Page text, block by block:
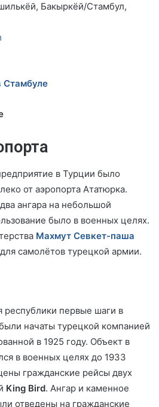
Бакыркёй/Стамбул,
Стамбуле
в Турции было
от аэропорта Ататюрка.
ангара на небольшой
было в военных целях.
Махмут Севкет-паша
самолётов турецкой армии.
республики первые шаги в
начаты турецкой компанией
в 1925 году. Объект в
в военных целях до 1933
гражданские рейсы двух
King Bird. Ангар и каменное
отведены на гражданские